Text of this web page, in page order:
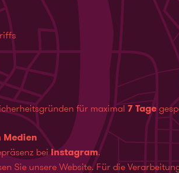
für maximal 7 Tage
Medien
beiInstagram.
Sie unsere Website. Für die